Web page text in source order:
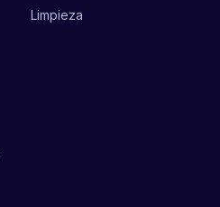
Limpieza